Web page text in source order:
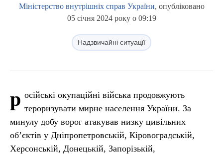
Міністерство внутрішніх справ України, опубліковано
05 січня 2024 року о 09:19
Надзвичайні ситуації
р осійські окупаційні війська продовжують
тероризувати мирне населення України. За
минулу добу ворог атакував низку цивільних
об’єктів у Дніпропетровській, Кіровоградській,
Херсонській, Донецькій, Запорізькій,